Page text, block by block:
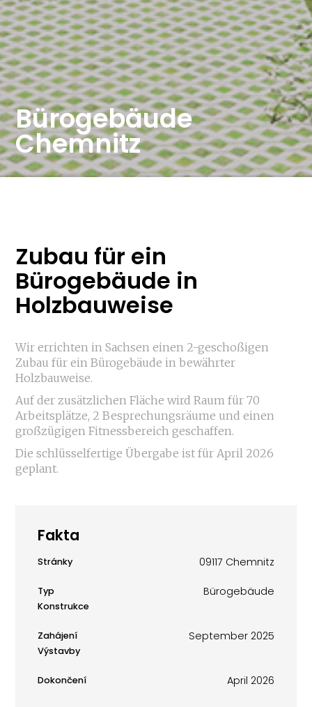
Bürogebäude
Chemnitz
Zubau für ein
Bürogebäude in
Holzbauweise
Wir errichten in Sachsen einen 2-geschoßigen
Zubau für ein Bürogebäude in bewährter
Holzbauweise.
Auf der zusätzlichen Fläche wird Raum für 70
Arbeitsplätze, 2 Besprechungsräume und einen
großzügigen Fitnessbereich geschaffen.
Die schlüsselfertige Übergabe ist für April 2026
geplant.
Fakta
Stránky 09117 Chemnitz
Typ
Konstrukce
Bürogebäude
Zahájení
Výstavby
September 2025
Dokončení April 2026